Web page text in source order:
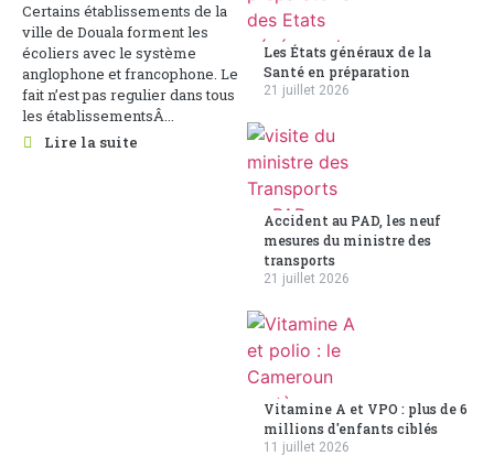
Certains établissements de la
ville de Douala forment les
écoliers avec le système
anglophone et francophone. Le
fait n’est pas regulier dans tous
les établissementsÂ...
Lire la suite
Les États généraux de la
Santé en préparation
21 juillet 2026
Accident au PAD, les neuf
mesures du ministre des
transports
21 juillet 2026
Vitamine A et VPO : plus de 6
millions d'enfants ciblés
11 juillet 2026